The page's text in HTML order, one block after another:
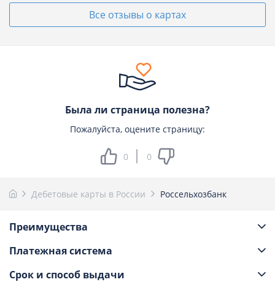
Все отзывы о картах
Была ли страница полезна?
Пожалуйста, оцените страницу:
0 0
Дебетовые карты в России Россельхозбанк
Преимущества
Платежная система
Срок и способ выдачи